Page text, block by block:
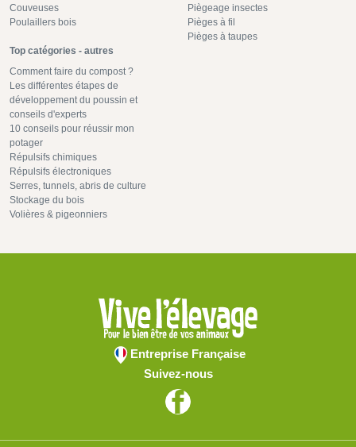
Couveuses
Poulaillers bois
Piègeage insectes
Pièges à fil
Pièges à taupes
Top catégories - autres
Comment faire du compost ?
Les différentes étapes de
développement du poussin et
conseils d'experts
10 conseils pour réussir mon
potager
Répulsifs chimiques
Répulsifs électroniques
Serres, tunnels, abris de culture
Stockage du bois
Volières & pigeonniers
Entreprise Française
Suivez-nous